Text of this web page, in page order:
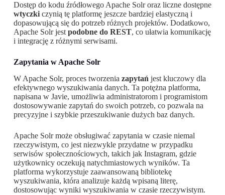
Dostęp do kodu źródłowego Apache Solr oraz liczne dostępne
wtyczkiczynią tę platformę jeszcze bardziej elastyczną i
dopasowującą się do potrzeb różnych projektów. Dodatkowo,
Apache Solr jest podobne do REST, co ułatwia komunikację
i integrację z różnymi serwisami.
Zapytania w Apache Solr
W Apache Solr, proces tworzenia zapytań jest kluczowy dla
efektywnego wyszukiwania danych. Ta potężna platforma,
napisana w Javie, umożliwia administratorom i programistom
dostosowywanie zapytań do swoich potrzeb, co pozwala na
precyzyjne i szybkie przeszukiwanie dużych baz danych.
Apache Solr może obsługiwać zapytania w czasie niemal
rzeczywistym, co jest niezwykle przydatne w przypadku
serwisów społecznościowych, takich jak Instagram, gdzie
użytkownicy oczekują natychmiastowych wyników. Ta
platforma wykorzystuje zaawansowaną bibliotekę
wyszukiwania, która analizuje każdą wpisaną literę,
dostosowując wyniki wyszukiwania w czasie rzeczywistym.